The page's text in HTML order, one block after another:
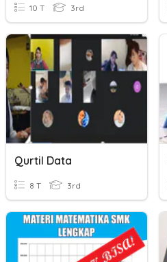
10 T 3rd
Qurtil Data
8 T 3rd